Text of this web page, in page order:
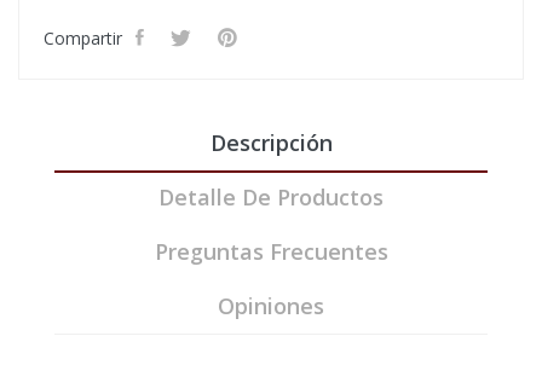
Compartir
Descripción
Detalle De Productos
Preguntas Frecuentes
Opiniones